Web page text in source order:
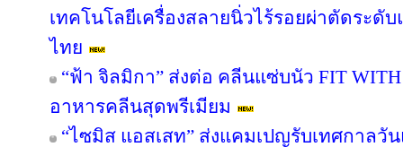
เทคโนโลยีเครื่องสลายนิ่วไร้รอยผ่าตัดระดั
ไทย
“ฟ้า จิลมิกา” ส่งต่อ คลีนแซ่บนัว FIT
อาหารคลีนสุดพรีเมียม
“ไซมิส แอสเสท” ส่งแคมเปญรับเทศกาลวัน